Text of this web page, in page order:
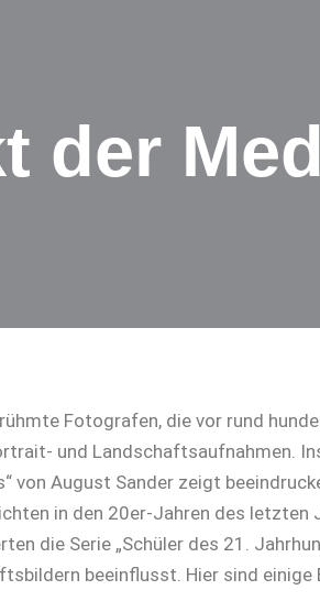
der
Fotografen, die vor rund
und Landschaftsaufnahmen.
von August Sander zeigt
in den 20er-Jahren des letzten
die Serie „Schüler des 21.
beeinflusst. Hier sind einige